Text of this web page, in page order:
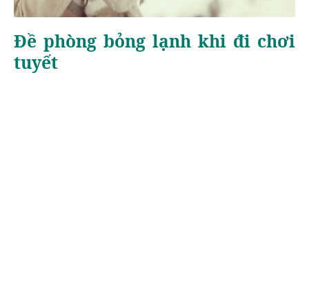
Đề phòng bỏng lạnh khi đi chơi
tuyết